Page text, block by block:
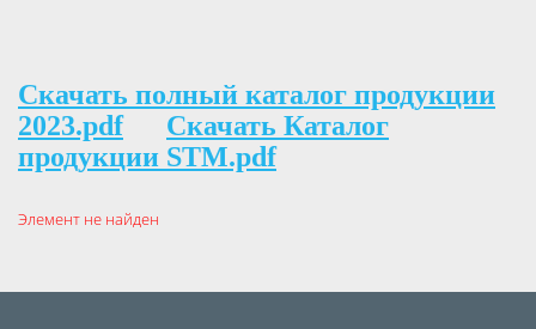
Скачать полный каталог продукции
2023.pdf
Скачать Каталог
продукции STM.pdf
Элемент не найден